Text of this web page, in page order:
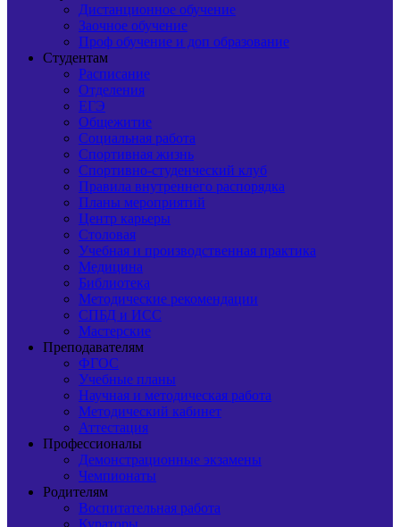
Дистанционное обучение
Заочное обучение
Проф обучение и доп образование
Студентам
Расписание
Отделения
ЕГЭ
Общежитие
Социальная работа
Спортивная жизнь
Спортивно-студенческий клуб
Правила внутреннего распорядка
Планы мероприятий
Центр карьеры
Столовая
Учебная и производственная практика
Медицина
Библиотека
Методические рекомендации
СПБД и ИСС
Мастерские
Преподавателям
ФГОС
Учебные планы
Научная и методическая работа
Методический кабинет
Аттестация
Профессионалы
Демонстрационные экзамены
Чемпионаты
Родителям
Воспитательная работа
Кураторы